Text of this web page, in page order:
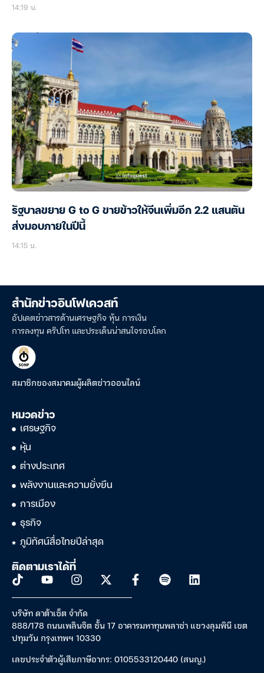
14:19 น.
รัฐบาลขยาย G to G ขายข้าวให้จีนเพิ่มอีก 2.2 แสนตัน
ส่งมอบภายในปีนี้
14:15 น.
สำนักข่าวอินโฟเควสท์
อัปเดตข่าวสารด้านเศรษฐกิจ หุ้น การเงิน
การลงทุน คริปโท และประเด็นน่าสนใจรอบโลก
สมาชิกของสมาคมผู้ผลิตข่าวออนไลน์
หมวดข่าว
เศรษฐกิจ
หุ้น
ต่างประเทศ
พลังงานและความยั่งยืน
การเมือง
ธุรกิจ
ภูมิทัศน์สื่อไทยปีล่าสุด
ติดตามเราได้ที่
บริษัท ดาต้าเซ็ต จำกัด
888/178 ถนนเพลินจิต ชั้น 17 อาคารมหาทุนพลาซ่า แขวงลุมพินี เขต
ปทุมวัน กรุงเทพฯ 10330
เลขประจำตัวผู้เสียภาษีอากร: 0105533120440 (สนญ.)